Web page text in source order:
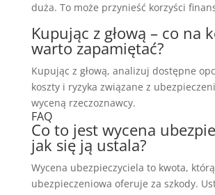
duża. To może przynieść korzyści
Kupując z głową – co na
warto zapamiętać?
Kupując z głową, analizuj dostępne
koszty i ryzyka związane z
wyceną rzeczoznawcy.
FAQ
Co to jest wycena
jak się ją ustala?
Wycena ubezpieczyciela to kwota,
ubezpieczeniowa oferuje za szkody.